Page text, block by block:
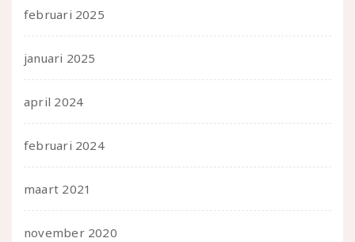
februari 2025
januari 2025
april 2024
februari 2024
maart 2021
november 2020